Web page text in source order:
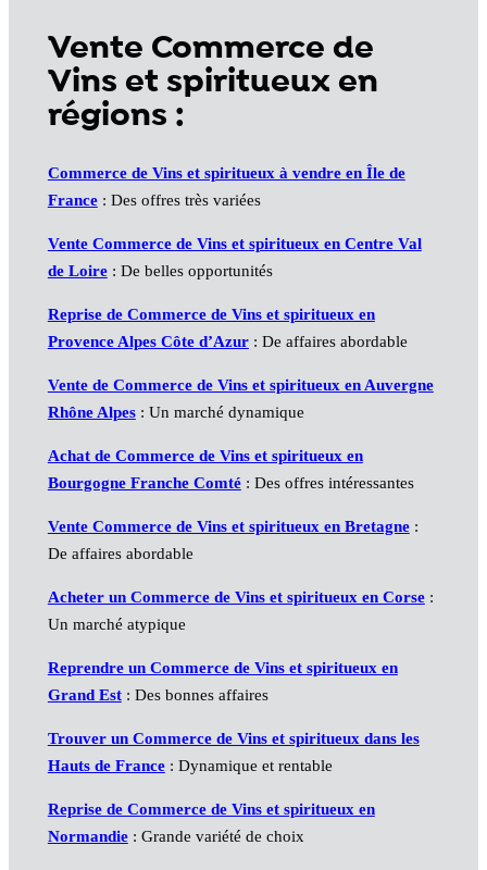
Vente Commerce de
Vins et spiritueux en
régions :
Commerce de Vins et spiritueux à vendre en Île de
France: Des offres très variées
Vente Commerce de Vins et spiritueux en Centre Val
de Loire : De belles opportunités
Reprise de Commerce de Vins et spiritueux en
Provence Alpes Côte d’Azur : De affaires abordable
Vente de Commerce de Vins et spiritueux en Auvergne
Rhône Alpes : Un marché dynamique
Achat de Commerce de Vins et spiritueux en
Bourgogne Franche Comté : Des offres intéressantes
Vente Commerce de Vins et spiritueux en Bretagne :
De affaires abordable
Acheter un Commerce de Vins et spiritueux en Corse :
Un marché atypique
Reprendre un Commerce de Vins et spiritueux en
Grand Est : Des bonnes affaires
Trouver un Commerce de Vins et spiritueux dans les
Hauts de France : Dynamique et rentable
Reprise de Commerce de Vins et spiritueux en
Normandie : Grande variété de choix